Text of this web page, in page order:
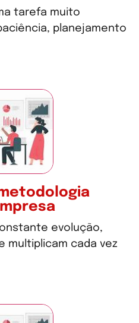
tarefa muito
planejamento
evolução,
multiplicam cada vez